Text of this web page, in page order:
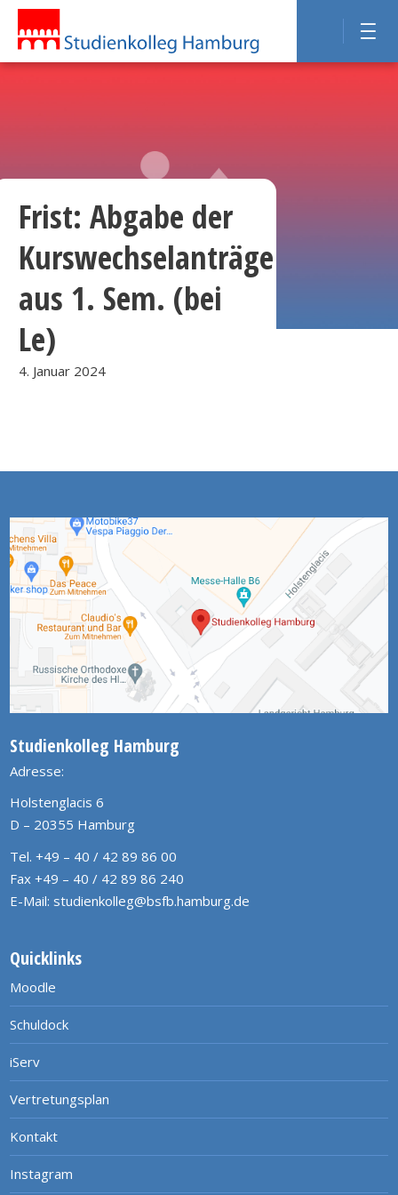
Frist: Abgabe der
Kurswechselanträge
aus 1. Sem. (bei
Le)
4. Januar 2024
Studienkolleg Hamburg
Adresse:
Holstenglacis 6
D – 20355 Hamburg
Tel. +49 – 40 / 42 89 86 00
Fax +49 – 40 / 42 89 86 240
E-Mail: studienkolleg@bsfb.hamburg.de
Quicklinks
Moodle
Schuldock
iServ
Vertretungsplan
Kontakt
Instagram